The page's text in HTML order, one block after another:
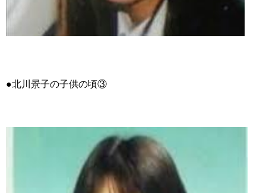
●北川景子の子供の頃③